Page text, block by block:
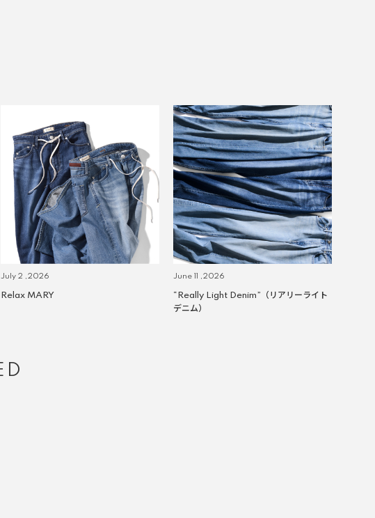
July 2 ,2026
Relax MARY
June 11 ,2026
“Really Light Denim”（リアリーライト
デニム）